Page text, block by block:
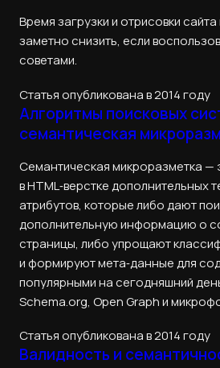
Время загрузки и отрисовки
заметно снизить, если
советами.
Статья опубликована в 2014 году
Алгоритмы поисковых
семантическая
Семантическая микроразметка —
в HTML‑верстке дополнительных
атрибутов, которые либо дают
дополнительную информацию о
страницы, либо упрощают
и формируют мета‑данные для
популярными на сегодняшний
Schema.org, Open Graph и
Статья опубликована в 2014 году
Валидность и